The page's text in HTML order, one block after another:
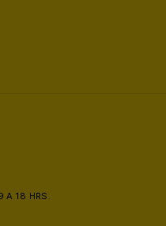
A 18 HRS.